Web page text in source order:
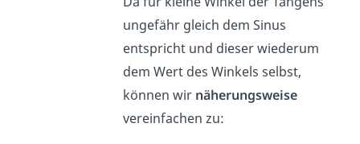
ungefähr gleich dem Sinus
entspricht und dieser wiederum
dem Wert des Winkels selbst,
können wir näherungsweise
vereinfachen zu: